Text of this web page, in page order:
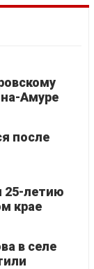
Амуре
после
25-летию
крае
в селе